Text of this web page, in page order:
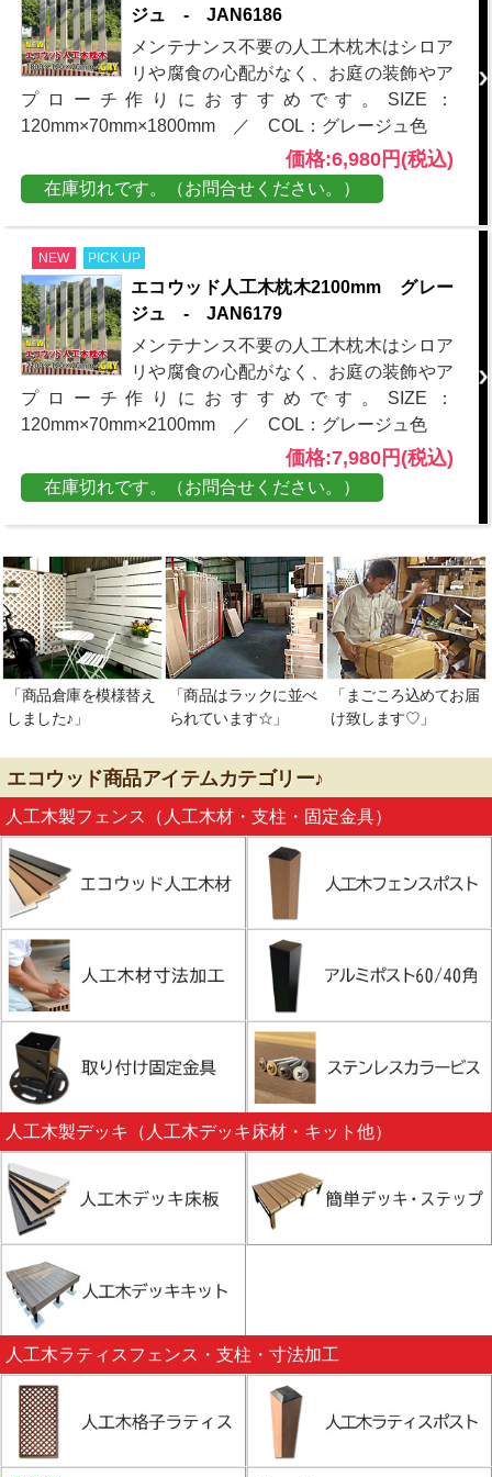
ジュ - JAN6186
メンテナンス不要の人工木枕木はシロア
リや腐食の心配がなく、お庭の装飾やア
プローチ作りにおすすめです。SIZE：
120mm×70mm×1800mm ／ COL：グレージュ色
価格:6,980円(税込)
在庫切れです。（お問合せください。）
NEW PICK UP
エコウッド人工木枕木2100mm グレー
ジュ - JAN6179
メンテナンス不要の人工木枕木はシロア
リや腐食の心配がなく、お庭の装飾やア
プローチ作りにおすすめです。SIZE：
120mm×70mm×2100mm ／ COL：グレージュ色
価格:7,980円(税込)
在庫切れです。（お問合せください。）
「商品倉庫を模様替え
しました♪」
「商品はラックに並べ
られています☆」
「まごころ込めてお届
け致します♡」
エコウッド商品アイテムカテゴリー♪
人工木製フェンス（人工木材・支柱・固定金具）
人工木製デッキ（人工木デッキ床材・キット他）
人工木ラティスフェンス・支柱・寸法加工